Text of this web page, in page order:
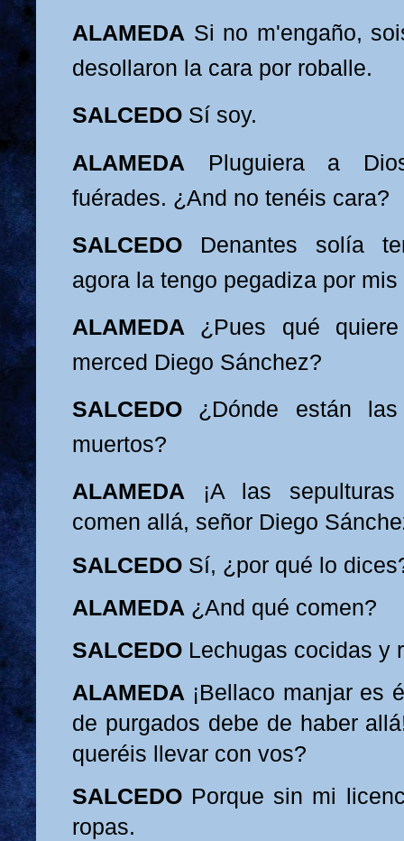
ALAMEDA Si no m'engaño,
desollaron la cara por roballe.
SALCEDO Sí soy.
ALAMEDA
Pluguiera a
fuérades. ¿And no tenéis cara?
SALCEDO
Denantes solía
agora la tengo pegadiza por
ALAMEDA
¿Pues qué
merced Diego Sánchez?
SALCEDO
¿Dónde están
muertos?
ALAMEDA ¡A las
comen allá, señor Diego
SALCEDO Sí, ¿por qué lo
ALAMEDA ¿And qué comen?
SALCEDO Lechugas cocidas y
ALAMEDA ¡Bellaco manjar es
de purgados debe de haber
queréis llevar con vos?
SALCEDO Porque sin mi
ropas.